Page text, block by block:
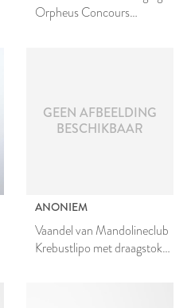
Orpheus Concours
GEEN AFBEELDING
BESCHIKBAAR
ANONIEM
Vaandel van Mandolineclub
Krebustlipo met draagstok,